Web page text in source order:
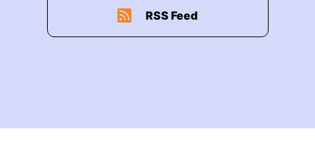
RSS Feed